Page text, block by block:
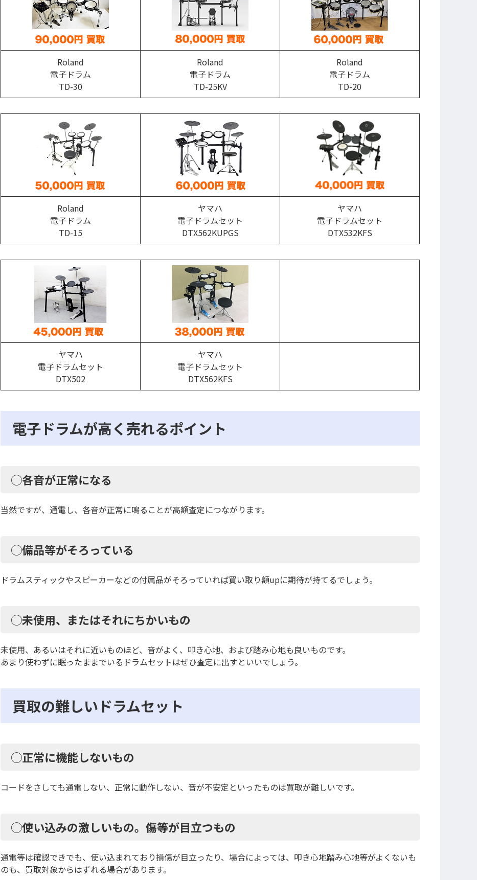
Roland
電子ドラム
TD-30
Roland
電子ドラム
TD-25KV
Roland
電子ドラム
TD-20
Roland
電子ドラム
TD-15
ヤマハ
電子ドラムセット
DTX562KUPGS
ヤマハ
電子ドラムセット
DTX532KFS
ヤマハ
電子ドラムセット
DTX502
ヤマハ
電子ドラムセット
DTX562KFS
電子ドラムが高く売れるポイント
◯各音が正常になる
当然ですが、通電し、各音が正常に鳴ることが高額査定につながります。
◯備品等がそろっている
ドラムスティックやスピーカーなどの付属品がそろっていれば買い取り額upに期待が持てるでしょう。
◯未使用、またはそれにちかいもの
未使用、あるいはそれに近いものほど、音がよく、叩き心地、および踏み心地も良いものです。
あまり使わずに眠ったままでいるドラムセットはぜひ査定に出すといいでしょう。
買取の難しいドラムセット
◯正常に機能しないもの
コードをさしても通電しない、正常に動作しない、音が不安定といったものは買取が難しいです。
◯使い込みの激しいもの。傷等が目立つもの
通電等は確認できでも、使い込まれており損傷が目立ったり、場合によっては、叩き心地踏み心地等がよくないも
のも、買取対象からはずれる場合があります。